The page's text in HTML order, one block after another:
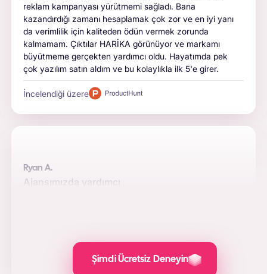
reklam kampanyası yürütmemi sağladı. Bana
kazandırdığı zamanı hesaplamak çok zor ve en iyi yanı
da verimlilik için kaliteden ödün vermek zorunda
kalmamam. Çıktılar HARİKA görünüyor ve markamı
büyütmeme gerçekten yardımcı oldu. Hayatımda pek
çok yazılım satın aldım ve bu kolaylıkla ilk 5'e girer.
İncelendiği üzere
Ryan A.
Ajansımızda yardımcı
Şimdi Ücretsiz Deneyin